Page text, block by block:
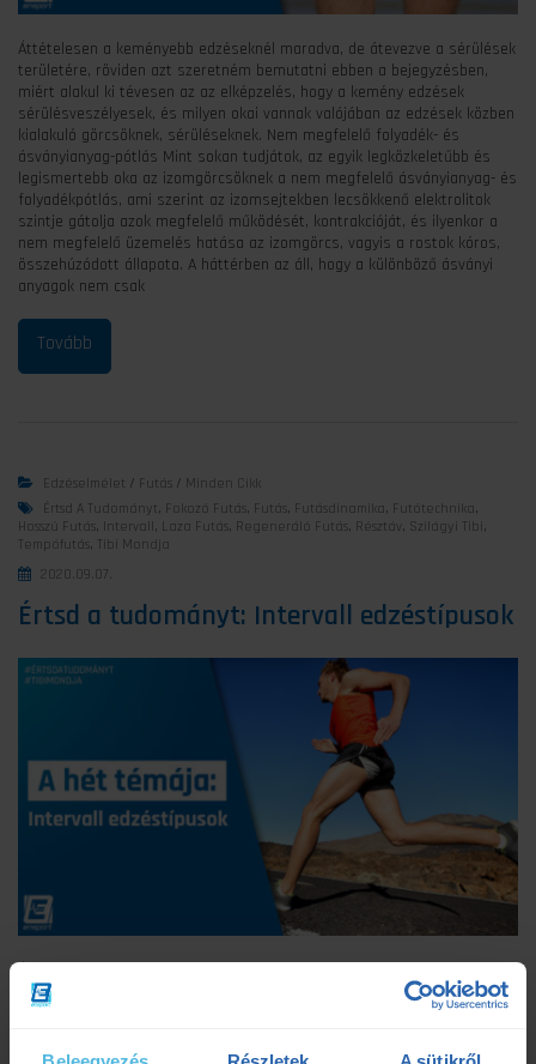
Áttételesen a keményebb edzéseknél maradva, de átevezve a sérülések
területére, röviden azt szeretném bemutatni ebben a bejegyzésben,
miért alakul ki tévesen az az elképzelés, hogy a kemény edzések
sérülésveszélyesek, és milyen okai vannak valójában az edzések közben
kialakuló görcsöknek, sérüléseknek. Nem megfelelő folyadék- és
ásványianyag-pótlás Mint sokan tudjátok, az egyik legközkeletűbb és
legismertebb oka az izomgörcsöknek a nem megfelelő ásványianyag- és
folyadékpótlás, ami szerint az izomsejtekben lecsökkenő elektrolitok
szintje gátolja azok megfelelő működését, kontrakcióját, és ilyenkor a
nem megfelelő üzemelés hatása az izomgörcs, vagyis a rostok kóros,
összehúzódott állapota. A háttérben az áll, hogy a különböző ásványi
anyagok nem csak
Edzéselmélet / Futás / Minden Cikk
Értsd A Tudományt , Fokozó Futás, Futás, Futásdinamika, Futótechnika,
Hosszú Futás, Intervall, Laza Futás, Regeneráló Futás, Résztáv , Szilágyi Tibi,
Tempófutás, Tibi Mondja
2020.09.07.
Értsd a tudományt: Intervall edzéstípusok
vesszük górcső alá. Elengedhetetlen része az állóképességi
felkészülésnek! Bár az előző alkalommal, amikor a megszakításos
gondolom fontosságuk, és a sokszor a módszerrel szembeni